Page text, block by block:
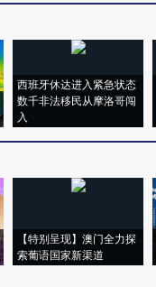
西班牙休达进入紧急状态
数千非法移民从摩洛哥闯
入
【特别呈现】澳门全力探
索葡语国家新渠道